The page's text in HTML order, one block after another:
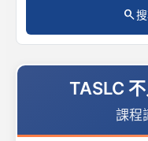
search
TASLC
課程